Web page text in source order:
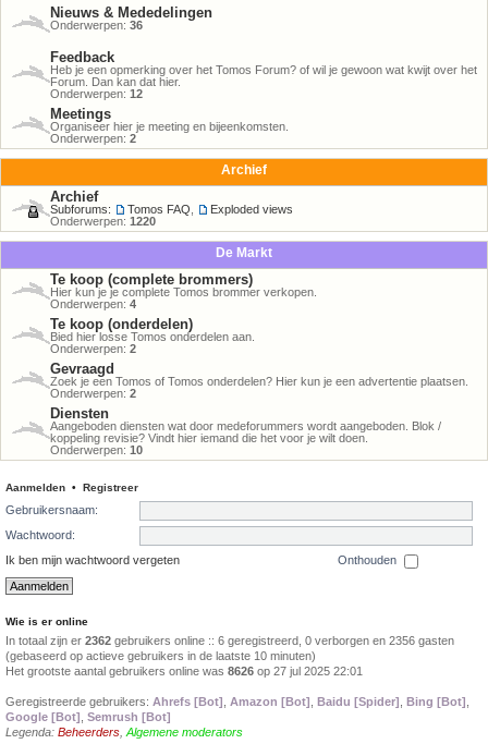
Nieuws & Mededelingen
Onderwerpen: 36
Feedback
Heb je een opmerking over het Tomos Forum? of wil je gewoon wat kwijt over het
Forum. Dan kan dat hier.
Onderwerpen: 12
Meetings
Organiseer hier je meeting en bijeenkomsten.
Onderwerpen: 2
Archief
Archief
Subforums: Tomos FAQ
Exploded views
Onderwerpen: 1220
De Markt
Te koop (complete brommers)
Hier kun je je complete Tomos brommer verkopen.
Onderwerpen: 4
Te koop (onderdelen)
Bied hier losse Tomos onderdelen aan.
Onderwerpen: 2
Gevraagd
Zoek je een Tomos of Tomos onderdelen? Hier kun je een advertentie plaatsen.
Onderwerpen: 2
Diensten
Aangeboden diensten wat door medeforummers wordt aangeboden. Blok /
koppeling revisie? Vindt hier iemand die het voor je wilt doen.
Onderwerpen: 10
Aanmelden • Registreer
Gebruikersnaam:
Wachtwoord:
Ik ben mijn wachtwoord vergeten
Onthouden
Wie is er online
In totaal zijn er 2362 gebruikers online :: 6 geregistreerd, 0 verborgen en 2356 gasten
(gebaseerd op actieve gebruikers in de laatste 10 minuten)
Het grootste aantal gebruikers online was 8626 op 27 jul 2025 22:01
Geregistreerde gebruikers: Ahrefs [Bot] Amazon [Bot] Baidu [Spider] Bing [Bot]
Google [Bot] Semrush [Bot]
Legenda: Beheerders Algemene moderators